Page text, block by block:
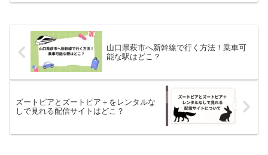
山口県萩市へ新幹線で行く方法！乗車可
能な駅はどこ？
ズートピアとズートピア＋をレンタルな
しで見れる配信サイトはどこ？